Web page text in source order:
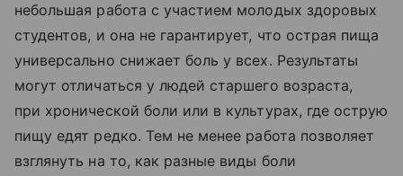
небольшая работа с участием молодых здоровых
студентов, и она не гарантирует, что острая пища
универсально снижает боль у всех. Результаты
могут отличаться у людей старшего возраста,
при хронической боли или в культурах, где острую
пищу едят редко. Тем не менее работа позволяет
взглянуть на то, как разные виды боли